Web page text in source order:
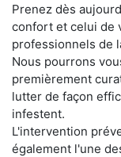
Prenez dès
confort et celui de
professionnels de
Nous pourrons
premièrement
lutter de façon
infestent.
L'intervention
également l'une